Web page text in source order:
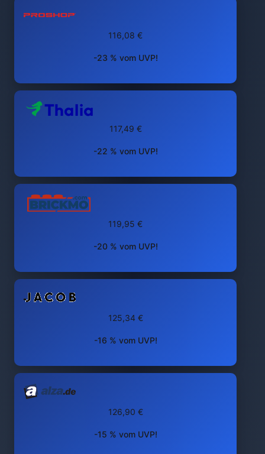
116,08 €
-23 % vom UVP!
117,49 €
-22 % vom UVP!
119,95 €
-20 % vom UVP!
125,34 €
-16 % vom UVP!
126,90 €
-15 % vom UVP!